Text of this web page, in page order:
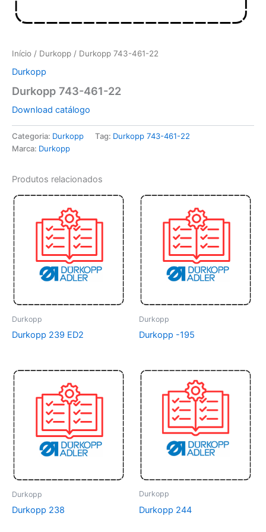
Início / Durkopp / Durkopp 743-461-22
Durkopp
Durkopp 743-461-22
Download catálogo
Categoria: Durkopp Tag: Durkopp 743-461-22
Marca: Durkopp
Produtos relacionados
Durkopp
Durkopp 239 ED2
Durkopp
Durkopp -195
Durkopp
Durkopp 238
Durkopp
Durkopp 244